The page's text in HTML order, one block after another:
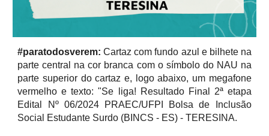
#paratodosverem:Cartaz com fundo azul e bilhete na
parte central na cor branca com o símbolo do NAU na
parte superior do cartaz e, logo abaixo, um megafone
vermelho e texto: "Se liga! Resultado Final 2ªetapa
Edital
Nº 06/2024 PRAEC/UFPI Bolsa de Inclusão
Social Estudante Surdo (BINCS - ES) - TERESINA.